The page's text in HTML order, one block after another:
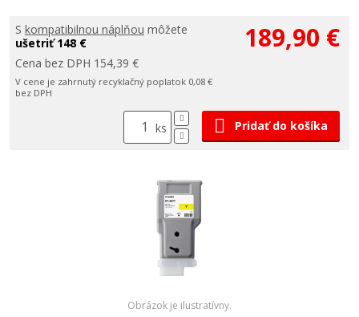
S kompatibilnou náplňou môžete
ušetriť 148 €
Cena bez DPH 154,39 €
V cene je zahrnutý recyklačný poplatok 0,08 €
bez DPH
189,90 €
ks Pridať do košíka
Obrázok je ilustratívny.